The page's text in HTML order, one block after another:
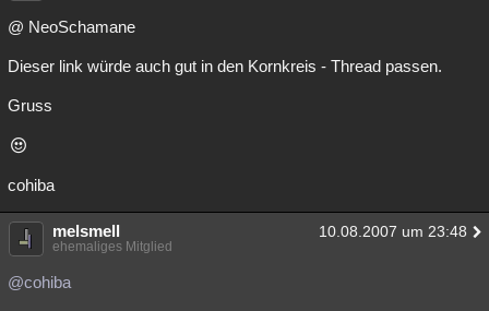
@ NeoSchamane
Dieser link würde auch gut in den Kornkreis - Thread passen.
Gruss
cohiba
melsmell 10.08.2007 um 23:48
ehemaliges Mitglied
@cohiba